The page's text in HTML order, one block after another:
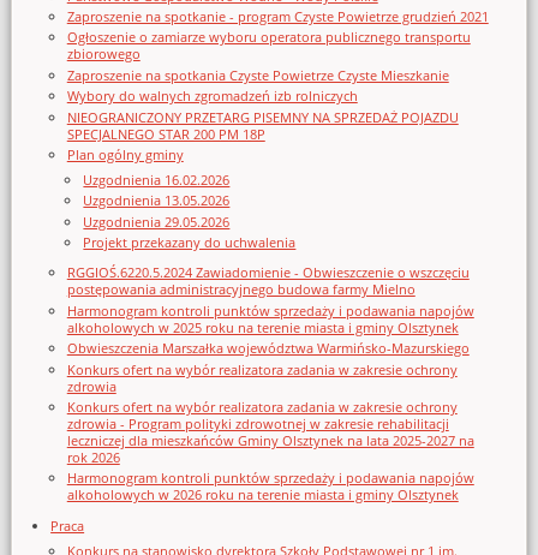
Zaproszenie na spotkanie - program Czyste Powietrze grudzień 2021
Ogłoszenie o zamiarze wyboru operatora publicznego transportu
zbiorowego
Zaproszenie na spotkania Czyste Powietrze Czyste Mieszkanie
Wybory do walnych zgromadzeń izb rolniczych
NIEOGRANICZONY PRZETARG PISEMNY NA SPRZEDAŻ POJAZDU
SPECJALNEGO STAR 200 PM 18P
Plan ogólny gminy
Uzgodnienia 16.02.2026
Uzgodnienia 13.05.2026
Uzgodnienia 29.05.2026
Projekt przekazany do uchwalenia
RGGIOŚ.6220.5.2024 Zawiadomienie - Obwieszczenie o wszczęciu
postępowania administracyjnego budowa farmy Mielno
Harmonogram kontroli punktów sprzedaży i podawania napojów
alkoholowych w 2025 roku na terenie miasta i gminy Olsztynek
Obwieszczenia Marszałka województwa Warmińsko-Mazurskiego
Konkurs ofert na wybór realizatora zadania w zakresie ochrony
zdrowia
Konkurs ofert na wybór realizatora zadania w zakresie ochrony
zdrowia - Program polityki zdrowotnej w zakresie rehabilitacji
leczniczej dla mieszkańców Gminy Olsztynek na lata 2025-2027 na
rok 2026
Harmonogram kontroli punktów sprzedaży i podawania napojów
alkoholowych w 2026 roku na terenie miasta i gminy Olsztynek
Praca
Konkurs na stanowisko dyrektora Szkoły Podstawowej nr 1 im.